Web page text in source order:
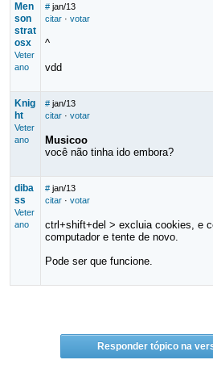
Men
son
strat
osx
Veter
ano
# jan/13
citar· votar
^
vdd
Knig
ht
Veter
ano
# jan/13
citar· votar
Musicoo
você não tinha ido embora?
diba
ss
Veter
ano
# jan/13
citar· votar
ctrl+shift+del > excluia cookies, e
computador e tente de novo.
Pode ser que funcione.
Responder tópico na